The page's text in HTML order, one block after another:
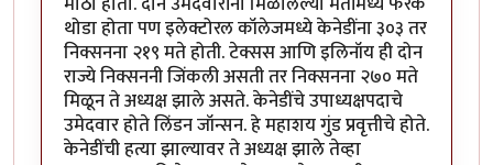
थोडा होता पण इलेक्टोरल कॉलेजमध्ये केनेडींना ३०३ तर
निक्सनना २१९ मते होती. टेक्सस आणि इलिनॉय ही दोन
राज्ये निक्सननी जिंकली असती तर निक्सनना २७० मते
मिळून ते अध्यक्ष झाले असते. केनेडींचे उपाध्यक्षपदाचे
उमेदवार होते लिंडन जॉन्सन. हे महाशय गुंड प्रवृत्तीचे होते.
केनेडींची हत्या झाल्यावर ते अध्यक्ष झाले तेव्हा